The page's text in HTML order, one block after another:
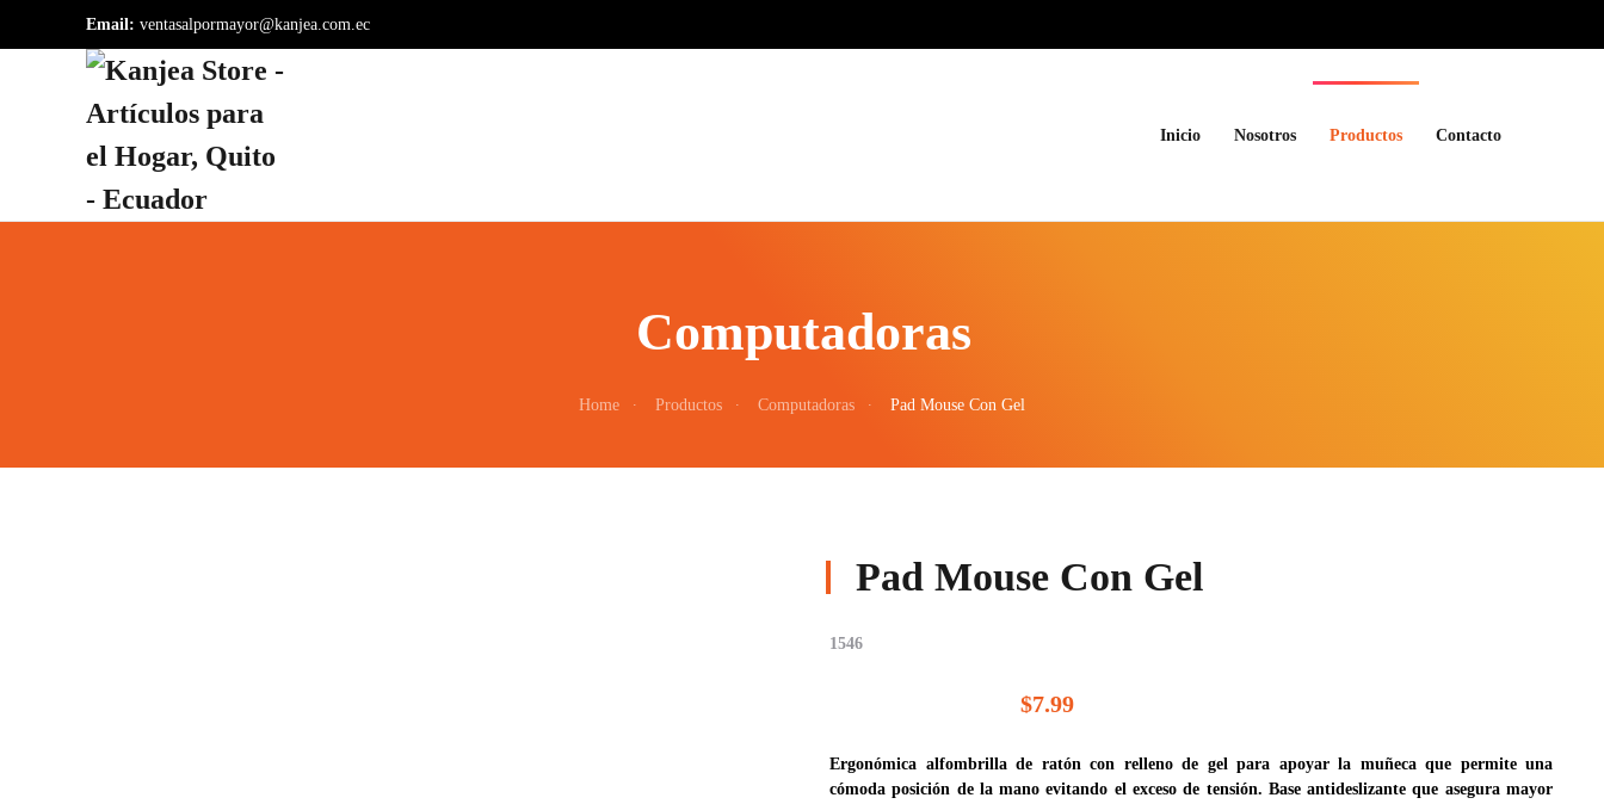
Skip to main content
Email: ventasalpormayor@kanjea.com.ec
Inicio Nosotros Productos Contacto
Computadoras
Home Productos Computadoras Pad Mouse Con Gel
Pad Mouse Con Gel
1546
$7.99
Ergonómica alfombrilla de ratón con relleno de gel para apoyar la muñeca que permite una
cómoda posición de la mano evitando el exceso de tensión. Base antideslizante que asegura mayor